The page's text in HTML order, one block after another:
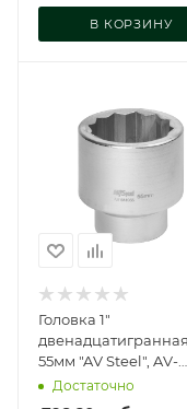
В КОРЗИНУ
Головка 1"
двенадцатигранная
55мм "AV Steel", AV-
541055
Достаточно